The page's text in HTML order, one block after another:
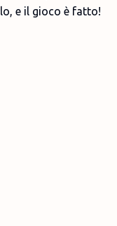
e il gioco è fatto!